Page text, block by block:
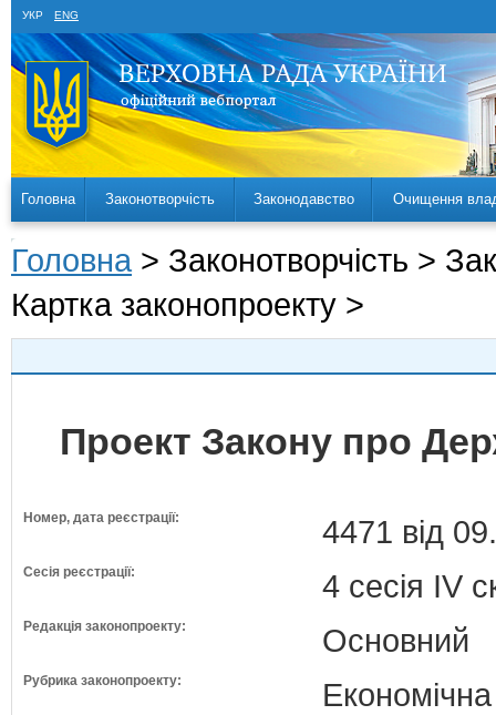
УКР ENG
Головна Законотворчість Законодавство Очищення
Головна > Законотворчість >
Картка законопроекту >
Проект Закону про
Номер, дата реєстрації: 4471 від
Сесія реєстрації: 4 сесія IV
Редакція законопроекту: Основний
Рубрика законопроекту: